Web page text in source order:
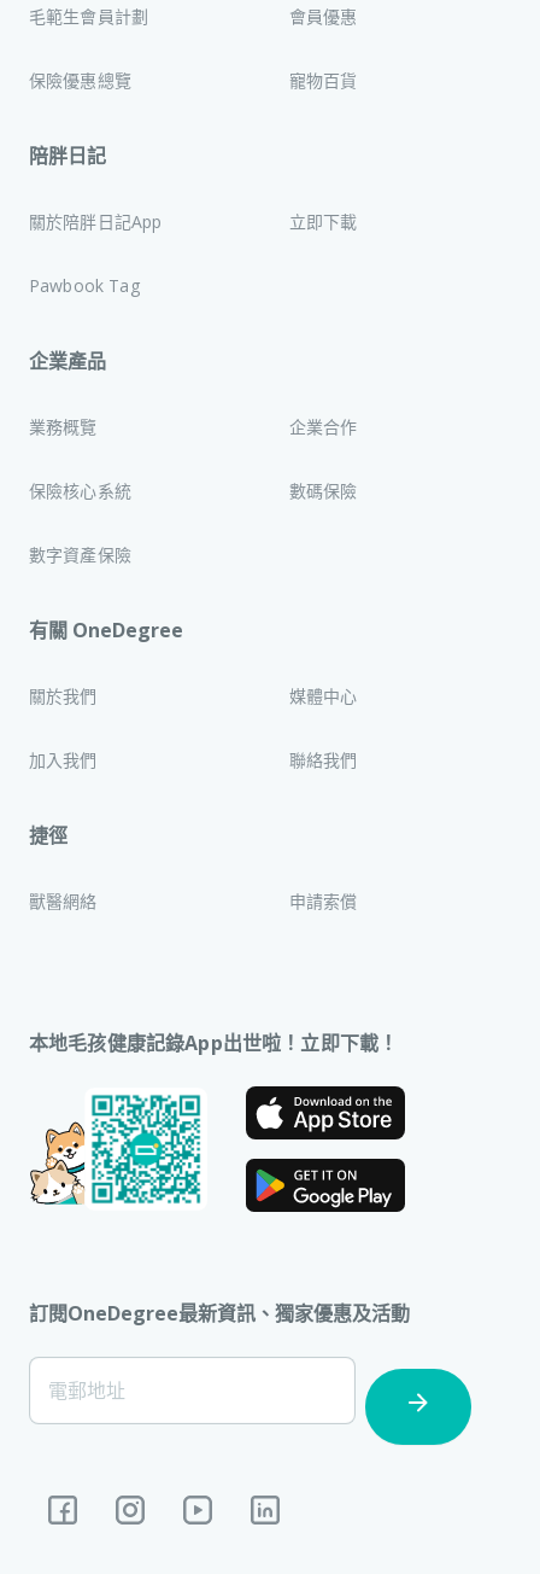
毛範生會員計劃 會員優惠
保險優惠總覽 寵物百貨
陪胖日記
關於陪胖日記App 立即下載
Pawbook Tag
企業產品
業務概覽 企業合作
保險核心系統 數碼保險
數字資產保險
有關 OneDegree
關於我們 媒體中心
加入我們 聯絡我們
捷徑
獸醫網絡 申請索償
本地毛孩健康記錄App出世啦！立即下載！
訂閱OneDegree最新資訊、獨家優惠及活動
[Footer]
Subscription
電郵地址